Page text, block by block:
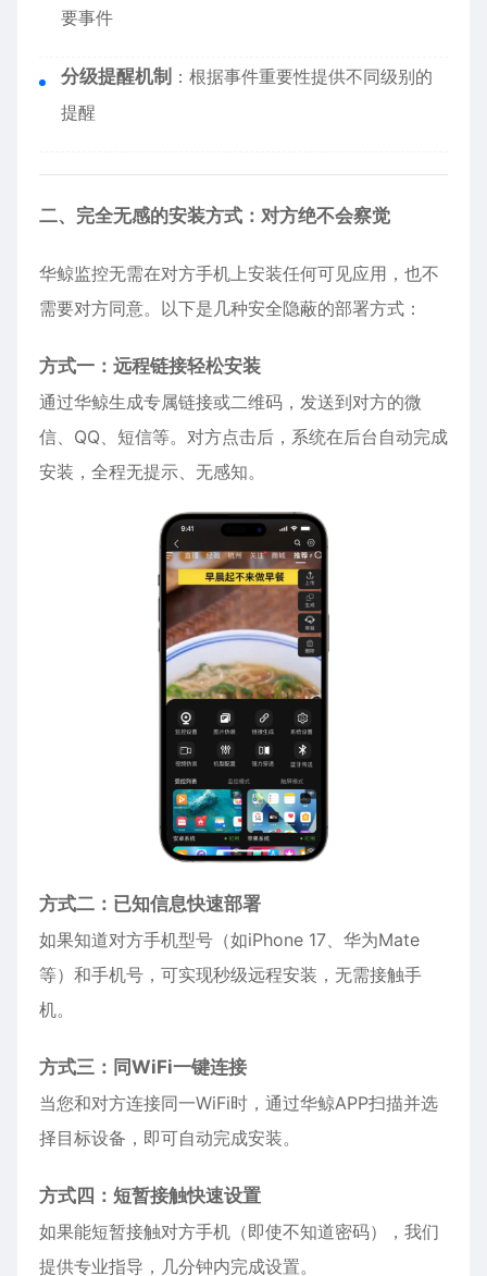
要事件
分级提醒机制 ：根据事件重要性提供不同级别的
提醒
二、完全无感的安装方式：对方绝不会察觉
华鲸监控无需在对方手机上安装任何可见应用，也不
需要对方同意。以下是几种安全隐蔽的部署方式：
方式一：远程链接轻松安装
通过华鲸生成专属链接或二维码，发送到对方的微
信、QQ、短信等。对方点击后，系统在后台自动完成
安装，全程无提示、无感知。
方式二：已知信息快速部署
如果知道对方手机型号（如iPhone 17、华为Mate
等）和手机号，可实现秒级远程安装，无需接触手
机。
方式三：同WiFi一键连接
当您和对方连接同一WiFi时，通过华鲸APP扫描并选
择目标设备，即可自动完成安装。
方式四：短暂接触快速设置
如果能短暂接触对方手机（即使不知道密码），我们
提供专业指导，几分钟内完成设置。